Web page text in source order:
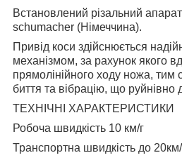
Встановлений різальний
schumacher (Німеччина).
Привід коси здійснюється
механізмом, за рахунок якого
прямолінійного ходу ножа,
биття та вібрацію, що руйнівно
ТЕХНІЧНІ ХАРАКТЕРИСТИКИ
Робоча швидкість 10 км/г
Транспортна швидкість до